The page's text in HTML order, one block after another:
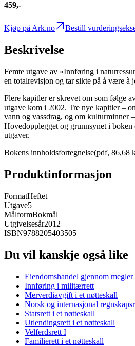
459,-
Kjøp på Ark.no Bestill
Beskrivelse
Femte utgave av «Innføring i
en totalrevisjon og tar sikte på å være à
Flere kapitler er skrevet om som følge
utgave kom i 2002. Tre nye kapitler –
vann og vassdrag, og om kulturminner
Hovedopplegget og grunnsynet i
utgaver.
Bokens innholdsfortegnelse(pdf, 86,68
Produktinformasjon
FormatHeftet
Utgave5
MålformBokmål
Utgivelsesår2012
ISBN9788205403505
Du vil kanskje også like
Eiendomshandel gjennom megler
Innføring i militærrett
Merverdiavgift i et nøtteskall
Norsk og internasjonal
Statsrett i et nøtteskall
Utlendingsrett i et nøtteskall
Velferdsrett I
Familierett i et nøtteskall